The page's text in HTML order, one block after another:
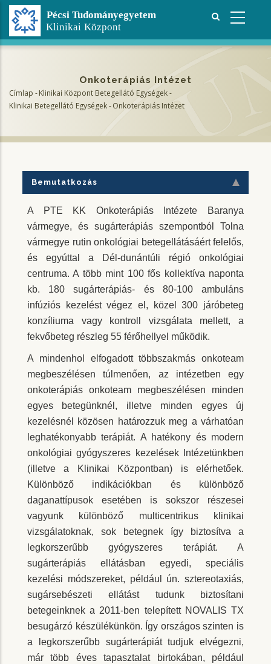
Ugrás
tartalomra
Onkoterápiás Intézet
Morzsa
Címlap -Klinikai Központ Betegellátó Egységek-
Klinikai Betegellátó Egységek-Onkoterápiás Intézet
Bemutatkozás
A PTE KK Onkoterápiás Intézete Baranya
vármegye, és sugárterápiás szempontból Tolna
vármegye rutin onkológiai betegellátásáért felelős,
és egyúttal a Dél-dunántúli régió onkológiai
centruma. A több mint 100 fős kollektíva naponta
kb. 180 sugárterápiás- és 80-100 ambuláns
infúziós kezelést végez el, közel 300 járóbeteg
konzíliuma vagy kontroll vizsgálata mellett, a
fekvőbeteg részleg 55 férőhellyel működik.
A mindenhol elfogadott többszakmás onkoteam
megbeszélésen túlmenően, az intézetben egy
onkoterápiás onkoteam megbeszélésen minden
egyes betegünknél, illetve minden egyes új
kezelésnél közösen határozzuk meg a várhatóan
leghatékonyabb terápiát. A hatékony és modern
onkológiai gyógyszeres kezelések Intézetünkben
(illetve a Klinikai Központban) is elérhetőek.
Különböző indikációkban és különböző
daganattípusok esetében is sokszor részesei
vagyunk különböző multicentrikus klinikai
vizsgálatoknak, sok betegnek így biztosítva a
legkorszerűbb gyógyszeres terápiát. A
sugárterápiás ellátásban egyedi, speciális
kezelési módszereket, például ún. sztereotaxiás,
sugársebészeti ellátást tudunk biztosítani
betegeinknek a 2011-ben telepített NOVALIS TX
besugárzó készülékünkön. Így országos szinten is
a legkorszerűbb sugárterápiát tudjuk elvégezni,
már több éves tapasztalat birtokában, például